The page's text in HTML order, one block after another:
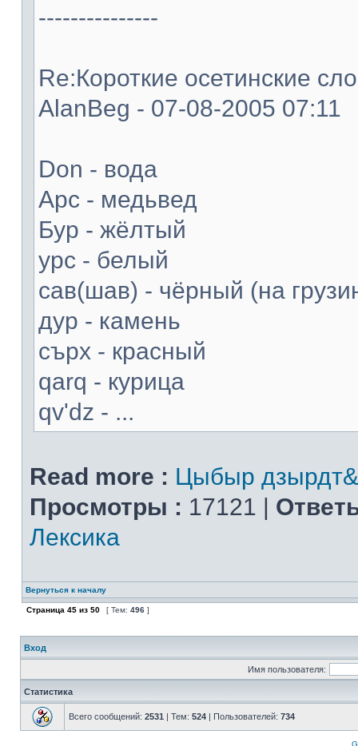
---------------
Re:Короткие осетинские
AlanBeg - 07-08-2005 07:11
Don - вода
Арс - медьвед
Бур - жёлтый
урс - белый
сав(шав) - чёрный (на
дур - камень
сърх - красный
qarq - курица
qv'dz - ...
Read more : Цыбыр
Просмотры : 17121 |
Лексика
Вернуться к началу
Страница 45 из 50 [ Тем: 496 ]
Вход
Имя пользователя:
Статистика
Всего сообщений: 2531 | Тем: 524 | Пользователей: 734